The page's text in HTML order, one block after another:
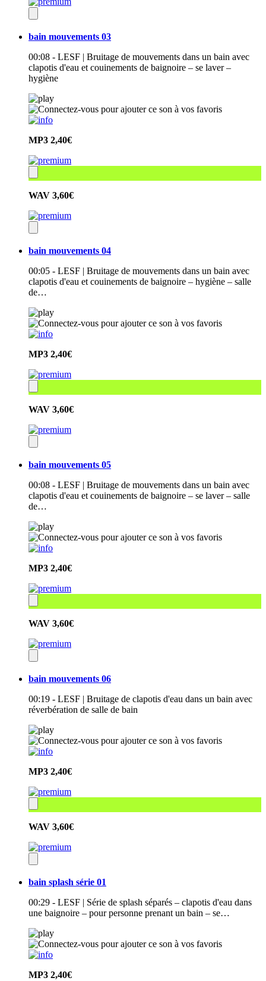
bain mouvements 03
00:08 - LESF | Bruitage de mouvements dans un bain avec
clapotis d'eau et couinements de baignoire – se laver –
hygiène
MP3 2,40€
WAV 3,60€
bain mouvements 04
00:05 - LESF | Bruitage de mouvements dans un bain avec
clapotis d'eau et couinements de baignoire – hygiène – salle
de…
MP3 2,40€
WAV 3,60€
bain mouvements 05
00:08 - LESF | Bruitage de mouvements dans un bain avec
clapotis d'eau et couinements de baignoire – se laver – salle
de…
MP3 2,40€
WAV 3,60€
bain mouvements 06
00:19 - LESF | Bruitage de clapotis d'eau dans un bain avec
réverbération de salle de bain
MP3 2,40€
WAV 3,60€
bain splash série 01
00:29 - LESF | Série de splash séparés – clapotis d'eau dans
une baignoire – pour personne prenant un bain – se…
MP3 2,40€